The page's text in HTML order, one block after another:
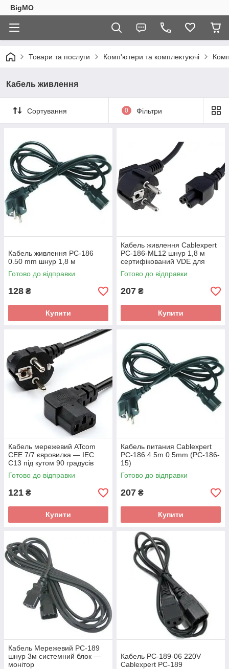
BigMO
Товари та послуги Комп'ютери та комплектуючі
Кабель живлення
Сортування 0 Фільтри
Кабель живлення PC-186
0.50 mm шнур 1,8 м
Готово до відправки
128 ₴
Купити
Кабель живлення Cablexpert
PC-186-ML12 шнур 1,8 м
сертифікований VDE для
ноутбуків 3пін (PC-186-ML12)
Готово до відправки
207 ₴
Купити
Кабель мережевий ATcom
CEE 7/7 євровилка — IEC
C13 під кутом 90 градусів
0.75 mm 1.8m (15270)
Готово до відправки
121 ₴
Купити
Кабель питания Cablеxpert
PC-186 4.5m 0.5mm (PC-186-
15)
Готово до відправки
207 ₴
Купити
Кабель Мережевий PC-189
шнур 3м системний блок —
монітор
Кабель PC-189-06 220V
Cablexpert PC-189